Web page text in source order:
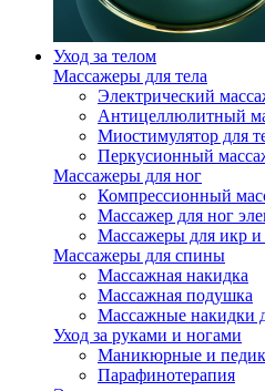
Уход за телом
Массажеры для тела
Электрический
Антицеллюлитный
Миостимулятор для
Перкусионный
Массажеры для ног
Компрессионный
Массажер для ног
Массажеры для икр и
Массажеры для спины
Массажная накидка
Массажная подушка
Массажные накидки
Уход за руками и ногами
Маникюрные и
Парафинотерапия